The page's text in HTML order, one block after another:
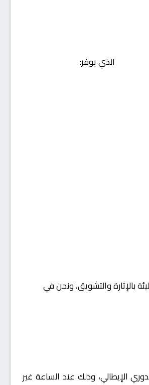
الذي يوفر:
بالإثارة والتشويق، ونحن في
الدوري الإيطالي، وذلك عند الساعة غير